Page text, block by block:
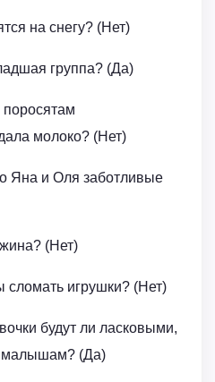
на снегу? (Нет)
группа? (Да)
поросятам
молоко? (Нет)
Яна и Оля заботливые
(Нет)
игрушки? (Нет)
будут ли ласковыми,
малышам? (Да)